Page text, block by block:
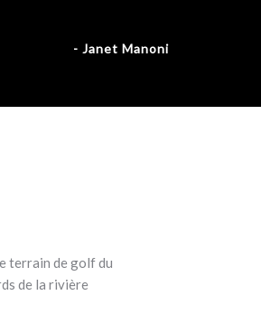
- Janet Manoni
terrain de golf du
de la rivière